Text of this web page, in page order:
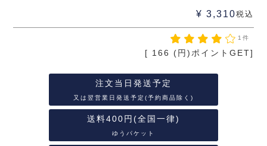
¥ 3,310税込
1件
[ 166 (円)ポイントGET]
注文当日発送予定
又は翌営業日発送予定(予約商品除く)
送料400円(全国一律)
ゆうパケット